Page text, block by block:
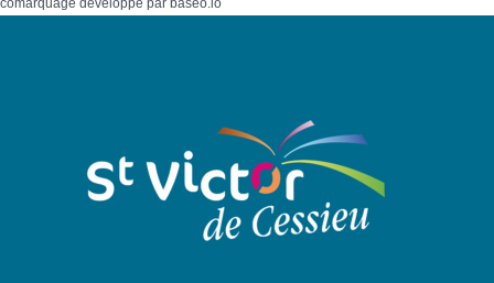
comarquage developpé par baseo.io